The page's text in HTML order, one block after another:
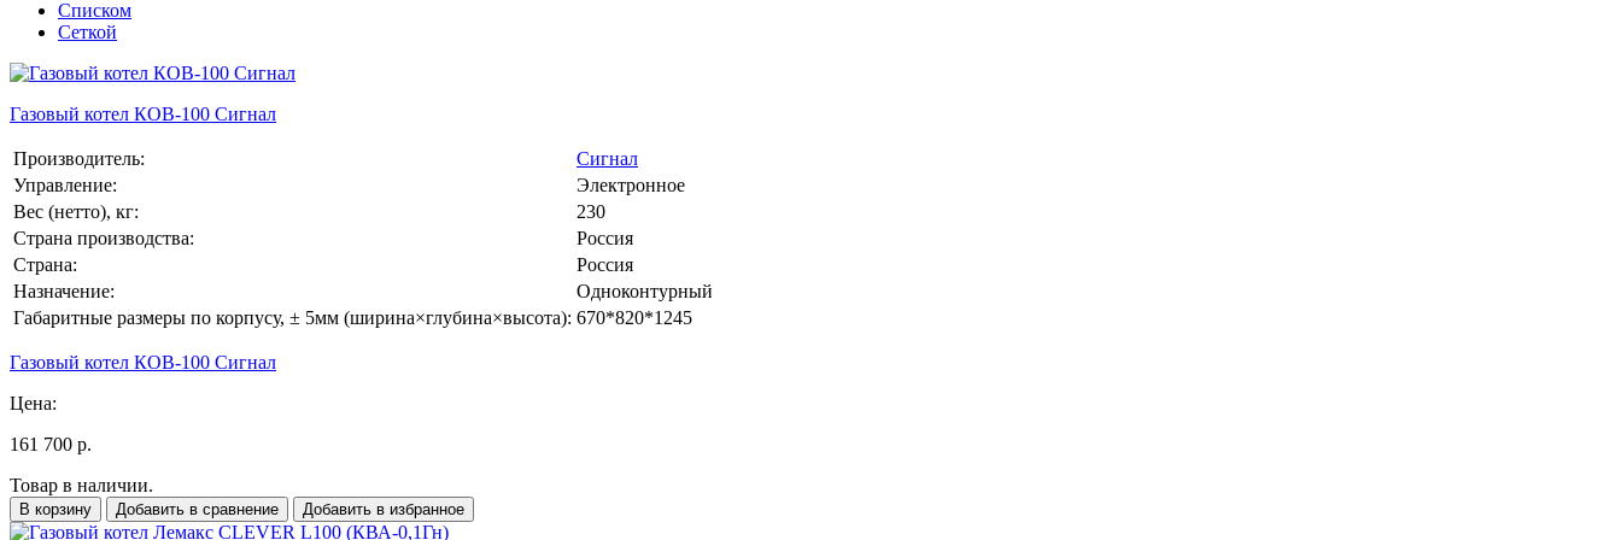
Списком
Сеткой
Газовый котел КОВ-100 Сигнал
Производитель:
Сигнал
Управление:
Электронное
Вес (нетто), кг:
230
Страна производства:
Россия
Страна:
Россия
Назначение:
Одноконтурный
Габаритные размеры по корпусу, ± 5мм (ширина×глубина×высота): 670*820*1245
Газовый котел КОВ-100 Сигнал
Цена:
161 700 р.
Товар в наличии.
В корзину Добавить в сравнение Добавить в избранное